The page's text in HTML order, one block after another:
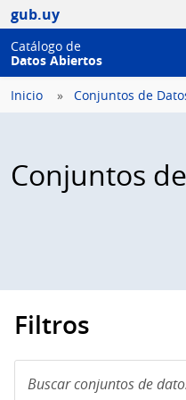
gub.uy
Catálogo de
Datos Abiertos
Inicio Conjuntos de
Conjuntos
Filtros
conjuntos